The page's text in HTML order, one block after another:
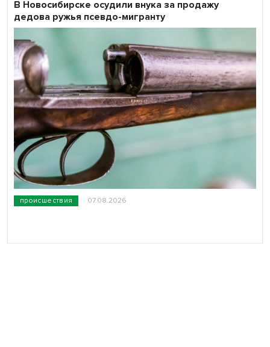
происшествия 07.08.2026
В Новосибирске осудили внука за продажу
дедова ружья псевдо-мигранту